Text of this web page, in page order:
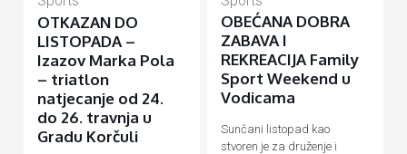
OTKAZAN DO
LISTOPADA –
Izazov Marka Pola
– triatlon
natjecanje od 24.
do 26. travnja u
Gradu Korčuli
OBEĆANA DOBRA
ZABAVA I
REKREACIJA Family
Sport Weekend u
Vodicama
Sunčani listopad kao
stvoren je za druženje i